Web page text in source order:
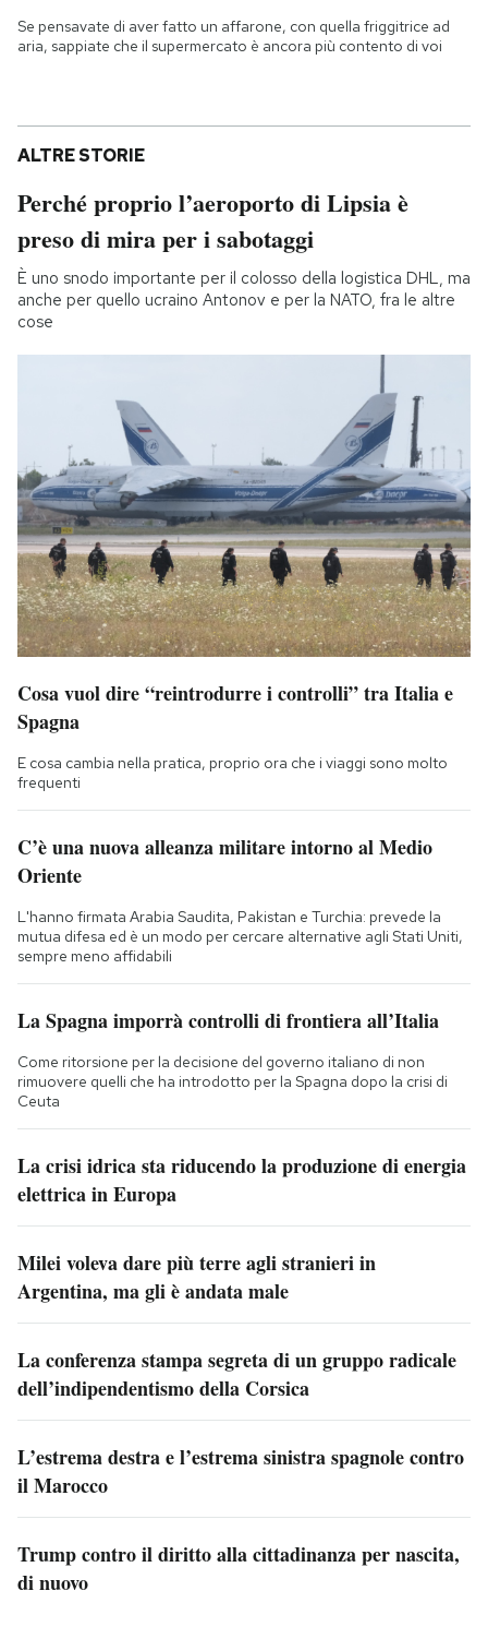
Se pensavate di aver fatto un affarone, con quella friggitrice ad
aria, sappiate che il supermercato è ancora più contento di voi
ALTRE STORIE
Perché proprio l’aeroporto di Lipsia è
preso di mira per i sabotaggi
È uno snodo importante per il colosso della logistica DHL, ma
anche per quello ucraino Antonov e per la NATO, fra le altre
cose
Cosa vuol dire “reintrodurre i controlli” tra Italia e
Spagna
E cosa cambia nella pratica, proprio ora che i viaggi sono molto
frequenti
C’è una nuova alleanza militare intorno al Medio
Oriente
L'hanno firmata Arabia Saudita, Pakistan e Turchia: prevede la
mutua difesa ed è un modo per cercare alternative agli Stati Uniti,
sempre meno affidabili
La Spagna imporrà controlli di frontiera all’Italia
Come ritorsione per la decisione del governo italiano di non
rimuovere quelli che ha introdotto per la Spagna dopo la crisi di
Ceuta
La crisi idrica sta riducendo la produzione di energia
elettrica in Europa
Milei voleva dare più terre agli stranieri in
Argentina, ma gli è andata male
La conferenza stampa segreta di un gruppo radicale
dell’indipendentismo della Corsica
L’estrema destra e l’estrema sinistra spagnole contro
il Marocco
Trump contro il diritto alla cittadinanza per nascita,
di nuovo